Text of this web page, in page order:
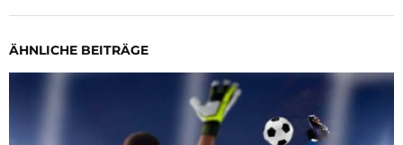
ÄHNLICHE BEITRÄGE